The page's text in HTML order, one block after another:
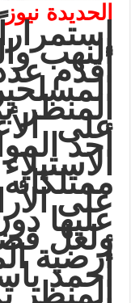
الحديدة
النهب
أقدم
المنظر
على
أحد
ممتلكاته
على
عليها
ولعل
أرضية
أحمد
المنظر